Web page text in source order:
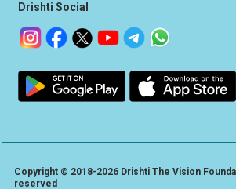
Drishti Social
Copyright © 2018-2026 Drishti The Vision
reserved